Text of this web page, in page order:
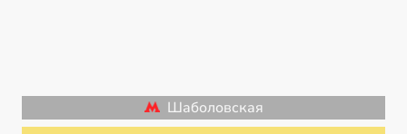
Шаболовская